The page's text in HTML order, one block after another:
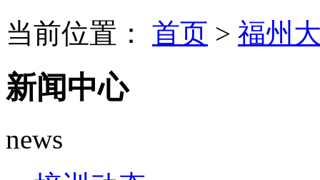
当前位置： 首页 > 福州
新闻中心
news